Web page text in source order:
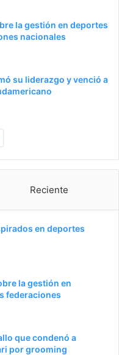
la gestión en deportes
nacionales
su liderazgo y venció a
Reciente
en deportes
la gestión en
federaciones
que condenó a
por grooming